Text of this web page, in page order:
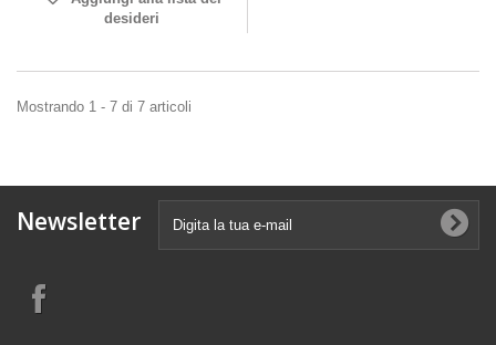
desideri
Mostrando 1 - 7 di 7 articoli
Newsletter